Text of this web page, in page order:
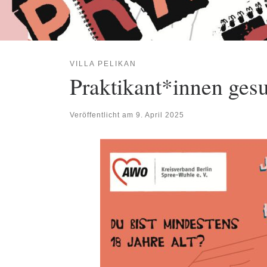
VILLA PELIKAN
Praktikant*innen
Veröffentlicht am 9. April 2025